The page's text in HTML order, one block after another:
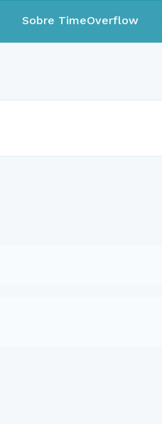
Sobre TimeOverflow